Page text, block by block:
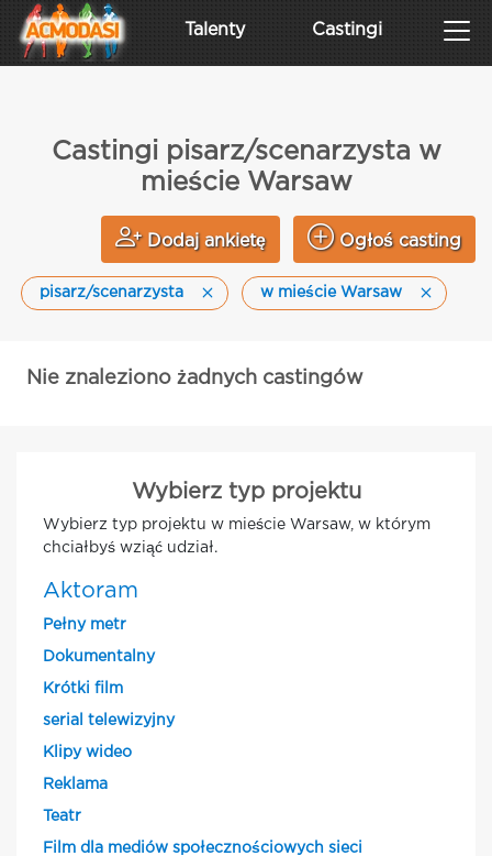
Talenty Castingi
Castingi pisarz/scenarzysta w
mieście Warsaw
Dodaj ankietę Ogłoś casting
pisarz/scenarzysta w mieście Warsaw
Nie znaleziono żadnych castingów
Wybierz typ projektu
Wybierz typ projektu w mieście Warsaw, w którym
chciałbyś wziąć udział.
Aktoram
Pełny metr
Dokumentalny
Krótki film
serial telewizyjny
Klipy wideo
Reklama
Teatr
Film dla mediów społecznościowych sieci